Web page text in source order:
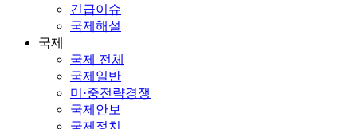
긴급이슈
국제해설
국제
국제 전체
국제일반
미·중전략경쟁
국제안보
국제정치